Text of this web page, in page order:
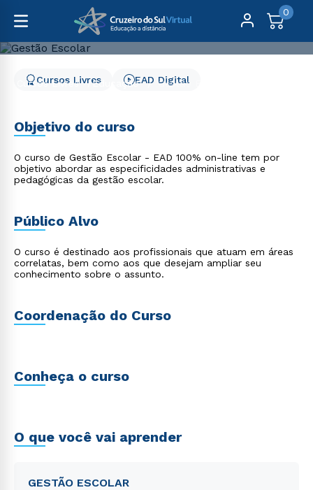
0
Cursos Livres Educação Gestão Escolar
Cursos Livres EAD Digital
Objetivo do curso
O curso de Gestão Escolar - EAD 100% on-line tem por
objetivo abordar as especificidades administrativas e
pedagógicas da gestão escolar.
Público Alvo
O curso é destinado aos profissionais que atuam em áreas
correlatas, bem como aos que desejam ampliar seu
conhecimento sobre o assunto.
Coordenação do Curso
Conheça o curso
O que você vai aprender
GESTÃO ESCOLAR